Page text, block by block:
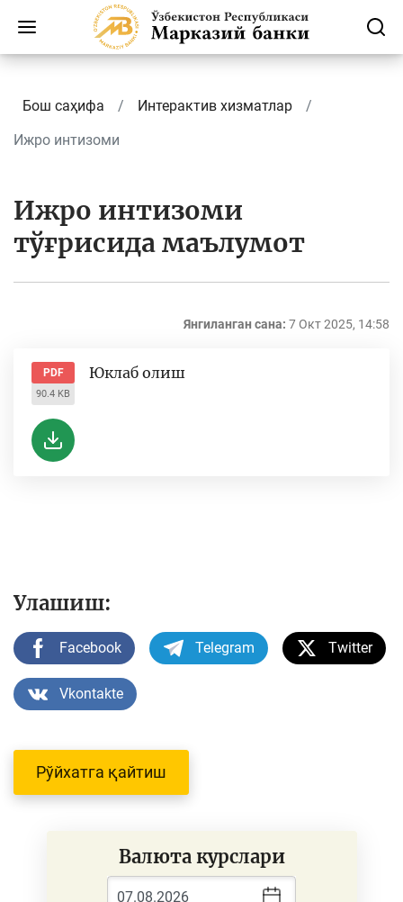
Бош саҳифа
Интерактив хизматлар
Ижро интизоми
Ижро интизоми
тўғрисида маълумот
Янгиланган сана: 7 Окт 2025, 14:58
PDF
90.4 KB
Юклаб олиш
Улашиш:
Facebook Telegram Twitter
Vkontakte
Рўйхатга қайтиш
Валюта курслари